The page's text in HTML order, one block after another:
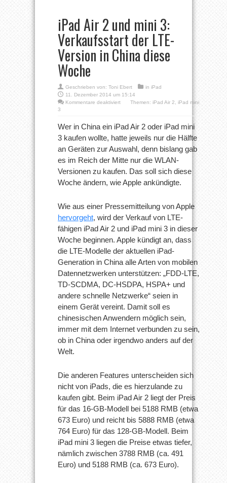
iPad Air 2 und mini 3:
Verkaufsstart der LTE-
Version in China diese
Woche
Geschrieben von: Toni Ebert in iPad
11. Dezember 2014 um 15:14
Kommentare deaktiviertfür
und
mini
Verkaufsstart
der
Version
China
Themen: iPad Air 2
iPad mini
3
Wer in China ein iPad Air 2 oder iPad mini
3 kaufen wollte, hatte jeweils nur die Hälfte
an Geräten zur Auswahl, denn bislang gab
es im Reich der Mitte nur die WLAN-
Versionen zu kaufen. Das soll sich diese
Woche ändern, wie Apple ankündigte.
Wie aus einer Pressemitteilung von Apple
hervorgeht, wird der Verkauf von LTE-
fähigen iPad Air 2 und iPad mini 3 in dieser
Woche beginnen. Apple kündigt an, dass
die LTE-Modelle der aktuellen iPad-
Generation in China alle Arten von mobilen
Datennetzwerken unterstützen: „FDD-LTE,
TD-SCDMA, DC-HSDPA, HSPA+ und
andere schnelle Netzwerke“ seien in
einem Gerät vereint. Damit soll es
chinesischen Anwendern möglich sein,
immer mit dem Internet verbunden zu sein,
ob in China oder irgendwo anders auf der
Welt.
Die anderen Features unterscheiden sich
nicht von iPads, die es hierzulande zu
kaufen gibt. Beim iPad Air 2 liegt der Preis
für das 16-GB-Modell bei 5188 RMB (etwa
673 Euro) und reicht bis 5888 RMB (etwa
764 Euro) für das 128-GB-Modell. Beim
iPad mini 3 liegen die Preise etwas tiefer,
nämlich zwischen 3788 RMB (ca. 491
Euro) und 5188 RMB (ca. 673 Euro).